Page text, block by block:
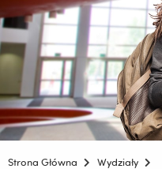
Strona Główna
Wydziały